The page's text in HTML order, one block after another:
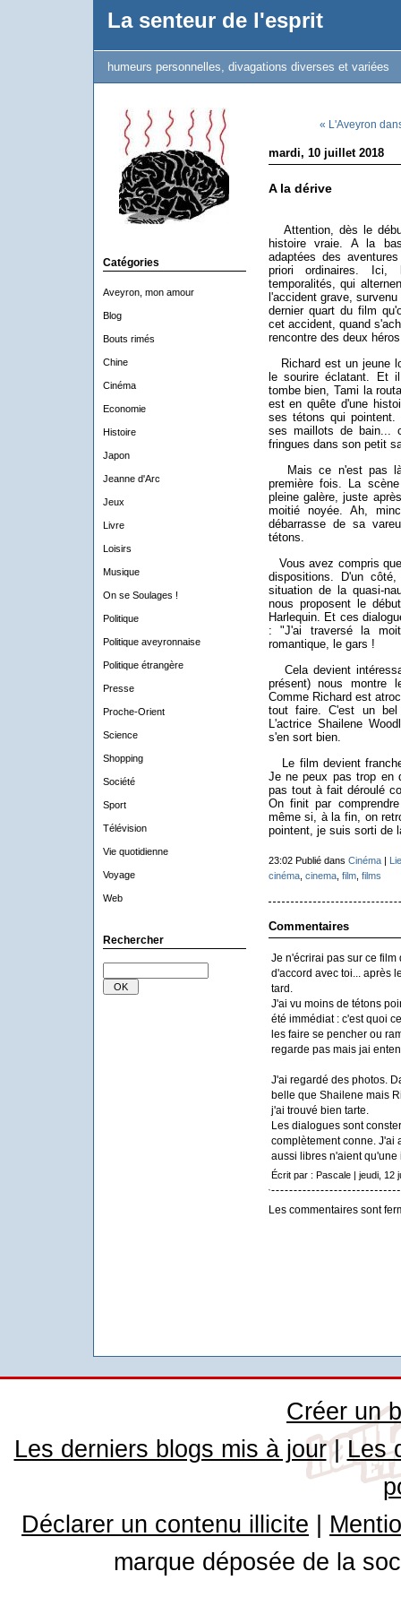
La senteur de l'esprit
humeurs personnelles, divagations diverses et variées
Catégories
Aveyron, mon amour
Blog
Bouts rimés
Chine
Cinéma
Economie
Histoire
Japon
Jeanne d'Arc
Jeux
Livre
Loisirs
Musique
On se Soulages !
Politique
Politique aveyronnaise
Politique étrangère
Presse
Proche-Orient
Science
Shopping
Société
Sport
Télévision
Vie quotidienne
Voyage
Web
Rechercher
« L'Aveyron
mardi, 10 juillet 2018
A la dérive
Attention, dès le
histoire vraie. A la
adaptées des
priori ordinaires.
temporalités, qui
l'accident grave,
dernier quart du film
cet accident, quand
rencontre des deux
Richard est un jeune
le sourire éclatant. Et
tombe bien, Tami la
est en quête d'une
ses tétons qui
ses maillots de bain...
fringues dans son petit
Mais ce n'est pas là
première fois. La
pleine galère, juste
moitié noyée. Ah,
débarrasse de sa
tétons.
Vous avez compris
dispositions. D'un
situation de la quasi-
nous proposent le
Harlequin. Et ces
: "J'ai traversé la
romantique, le gars !
Cela devient
présent) nous montre
Comme Richard est
tout faire. C'est un bel
L'actrice Shailene
s'en sort bien.
Le film devient
Je ne peux pas trop en
pas tout à fait déroulé
On finit par
même si, à la fin, on
pointent, je suis sorti de
23:02 Publié dans Cinéma|
cinéma, cinema, film, films
Commentaires
Je n'écrirai pas sur ce
d'accord avec toi... après
tard.
J'ai vu moins de tétons
été immédiat : c'est quoi
les faire se pencher ou
regarde pas mais jai
J'ai regardé des photos.
belle que Shailene mais
j'ai trouvé bien tarte.
Les dialogues sont
complètement conne. J'ai
aussi libres n'aient qu'une
Écrit par : Pascale | jeudi, 12
Les commentaires sont
Créer un
Les derniers blogs mis à jour| Les
Déclarer un contenu illicite
marque déposée de la